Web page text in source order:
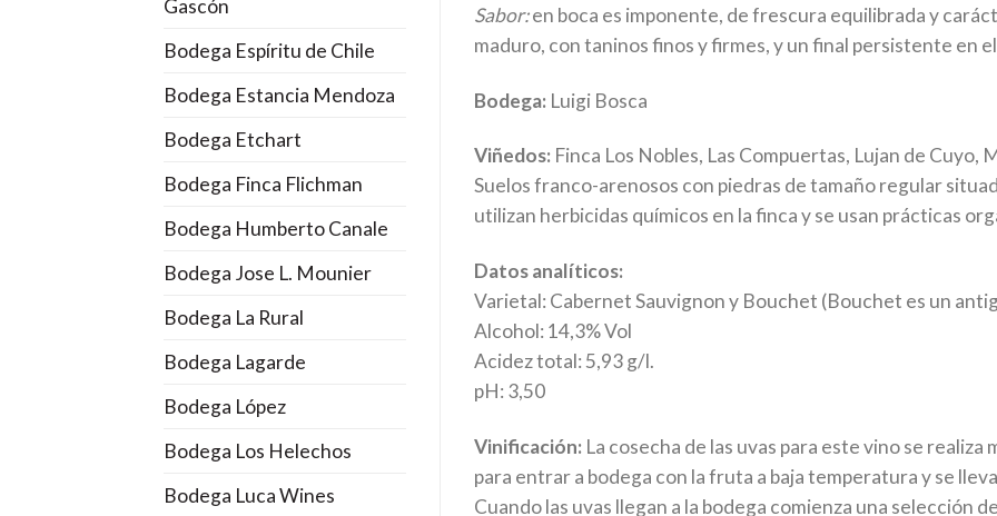
Gascón
Bodega Espíritu de Chile
Bodega Estancia Mendoza
Bodega Etchart
Bodega Finca Flichman
Bodega Humberto Canale
Bodega Jose L. Mounier
Bodega La Rural
Bodega Lagarde
Bodega López
Bodega Los Helechos
Bodega Luca Wines
Sabor:en boca es imponente, de frescura equilibrada y
maduro, con taninos finos y firmes, y un final persistente en
Bodega:Luigi Bosca
Viñedos:Finca Los Nobles, Las Compuertas, Lujan de Cuyo,
Suelos franco-arenosos con piedras de tamaño regular
utilizan herbicidas químicos en la finca y se usan prácticas
Datos analíticos:
Varietal: Cabernet Sauvignon y Bouchet (Bouchet es un
Alcohol: 14,3% Vol
Acidez total: 5,93 g/l.
pH: 3,50
Vinificación:La cosecha de las uvas para este vino se realiza
para entrar a bodega con la fruta a baja temperatura y se
Cuando las uvas llegan a la bodega comienza una selección